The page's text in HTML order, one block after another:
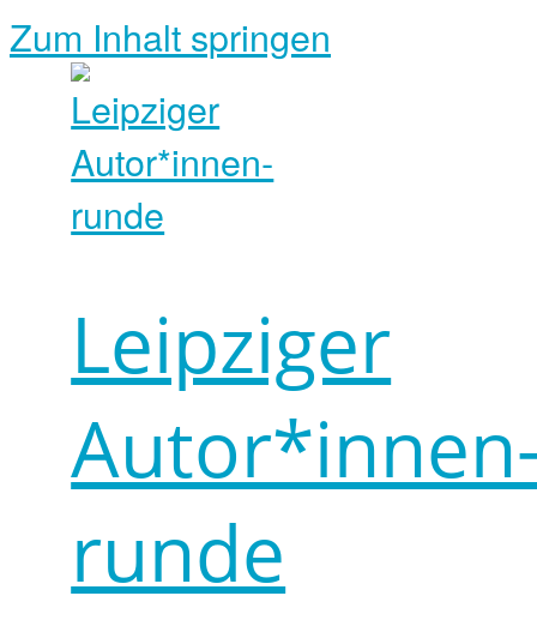
Zum Inhalt springen
Leipziger
runde